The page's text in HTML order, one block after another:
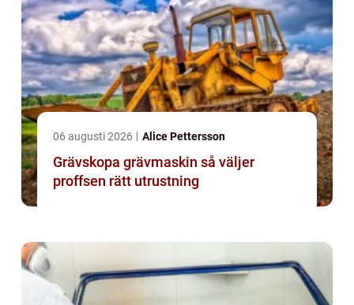
06 augusti 2026 Alice Pettersson
Grävskopa grävmaskin så väljer
proffsen rätt utrustning